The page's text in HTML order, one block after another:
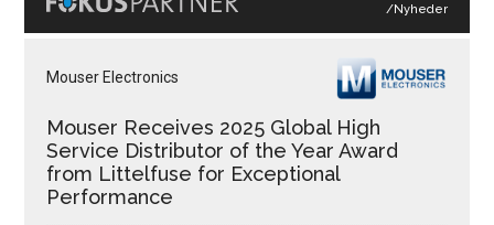
/Nyheder
Mouser Electronics
Mouser Receives 2025 Global High
Service Distributor of the Year Award
from Littelfuse for Exceptional
Performance